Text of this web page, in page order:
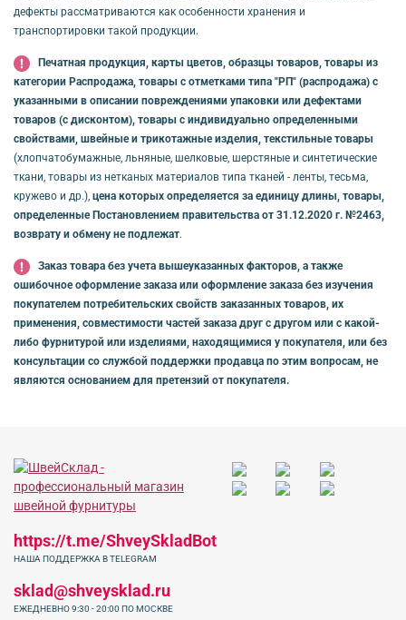
дефекты рассматриваются как особенности хранения и
транспортировки такой продукции.
Печатная продукция, карты цветов, образцы товаров, товары из
категории Распродажа, товары с отметками типа "РП" (распродажа) с
указанными в описании повреждениями упаковки или дефектами
товаров (с дисконтом), товары с индивидуально определенными
свойствами, швейные и трикотажные изделия, текстильные товары
(хлопчатобумажные, льняные, шелковые, шерстяные и синтетические
ткани, товары из нетканых материалов типа тканей - ленты, тесьма,
кружево и др.), цена которых определяется за единицу длины, товары,
определенные Постановлением правительства от 31.12.2020 г. №2463,
возврату и обмену не подлежат.
Заказ товара без учета вышеуказанных факторов, а также
ошибочное оформление заказа или оформление заказа без изучения
покупателем потребительских свойств заказанных товаров, их
применения, совместимости частей заказа друг с другом или с какой-
либо фурнитурой или изделиями, находящимися у покупателя, или без
консультации со службой поддержки продавца по этим вопросам, не
являются основанием для претензий от покупателя.
https://t.me/ShveySkladBot
НАША ПОДДЕРЖКА В TELEGRAM
sklad@shveysklad.ru
ЕЖЕДНЕВНО 9:30 - 20:00 ПО МОСКВЕ